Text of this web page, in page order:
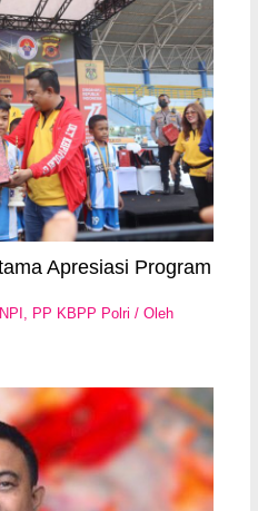
Apresiasi Program
, PP KBPP Polri / Oleh